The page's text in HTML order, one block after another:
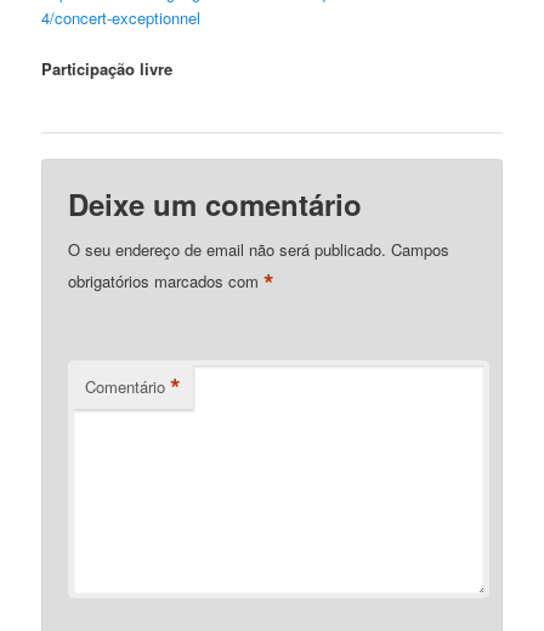
4/concert-exceptionnel
Participação livre
Deixe um comentário
O seu endereço de email não será publicado. Campos
obrigatórios marcados com*
Comentário *